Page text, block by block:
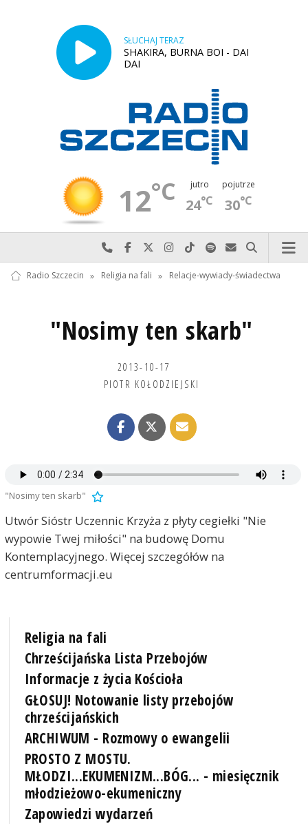
SŁUCHAJ TERAZ
SHAKIRA, BURNA BOI - DAI
DAI
12°C jutro
24°C
pojutrze
30°C
Najlepiej po prostu do nas zadzwoń
Odwiedź nas na Facebook-u
Odwiedź nas na X
Odwiedź nas na Instagram-ie
Odwiedź nas na TikTok-u
Szukaj nas na Spotify
Wyślij do nas
Szukaj
Radio Szczecin » Religia na fali » Relacje-wywiady-świadectwa
"Nosimy ten skarb"
2013-10-17
PIOTR KOŁODZIEJSKI
"Nosimy ten skarb"
Utwór Sióstr Uczennic Krzyża z płyty cegiełki "Nie
wypowie Twej miłości" na budowę Domu
Kontemplacyjnego. Więcej szczegółów na
centrumformacji.eu
Religia na fali
Chrześcijańska Lista Przebojów
Informacje z życia Kościoła
GŁOSUJ! Notowanie listy przebojów
chrześcijańskich
ARCHIWUM - Rozmowy o ewangelii
PROSTO Z MOSTU.
MŁODZI...EKUMENIZM...BÓG... - miesięcznik
młodzieżowo-ekumeniczny
Zapowiedzi wydarzeń